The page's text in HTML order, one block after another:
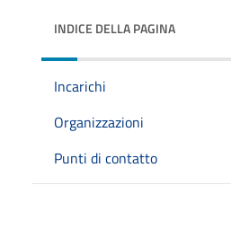
INDICE DELLA PAGINA
Incarichi
Organizzazioni
Punti di contatto